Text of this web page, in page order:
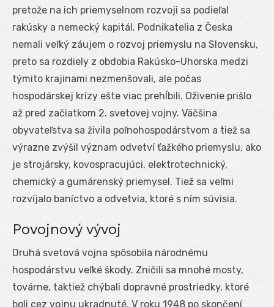
pretože na ich priemyselnom rozvoji sa podieľal
rakúsky a nemecký kapitál. Podnikatelia z Česka
nemali veľký záujem o rozvoj priemyslu na Slovensku,
preto sa rozdiely z obdobia Rakúsko-Uhorska medzi
týmito krajinami nezmenšovali, ale počas
hospodárskej krízy ešte viac prehĺbili. Oživenie prišlo
až pred začiatkom 2. svetovej vojny. Väčšina
obyvateľstva sa živila poľnohospodárstvom a tiež sa
výrazne zvýšil význam odvetví ťažkého priemyslu, ako
je strojársky, kovospracujúci, elektrotechnický,
chemický a gumárenský priemysel. Tiež sa veľmi
rozvíjalo baníctvo a odvetvia, ktoré s ním súvisia.
Povojnový vývoj
Druhá svetová vojna spôsobila národnému
hospodárstvu veľké škody. Zničili sa mnohé mosty,
továrne, taktiež chýbali dopravné prostriedky, ktoré
boli cez vojnu ukradnuté. V roku 1948 po skončení